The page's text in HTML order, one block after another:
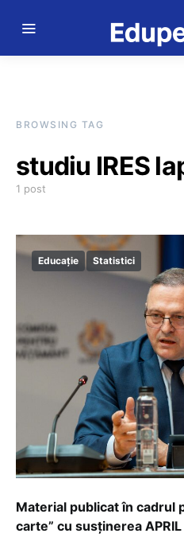
BROWSING TAG
studiu IRES
1 post
Educație Statistici
Material publicat în cadrul
carte” cu susținerea APRIL